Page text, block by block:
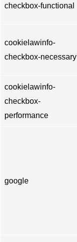
checkbox-functional
cookielawinfo-
checkbox-necessary
cookielawinfo-
checkbox-
performance
google